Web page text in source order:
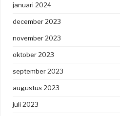
januari 2024
december 2023
november 2023
oktober 2023
september 2023
augustus 2023
juli 2023